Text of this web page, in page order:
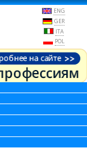
ENG
GER
ITA
POL